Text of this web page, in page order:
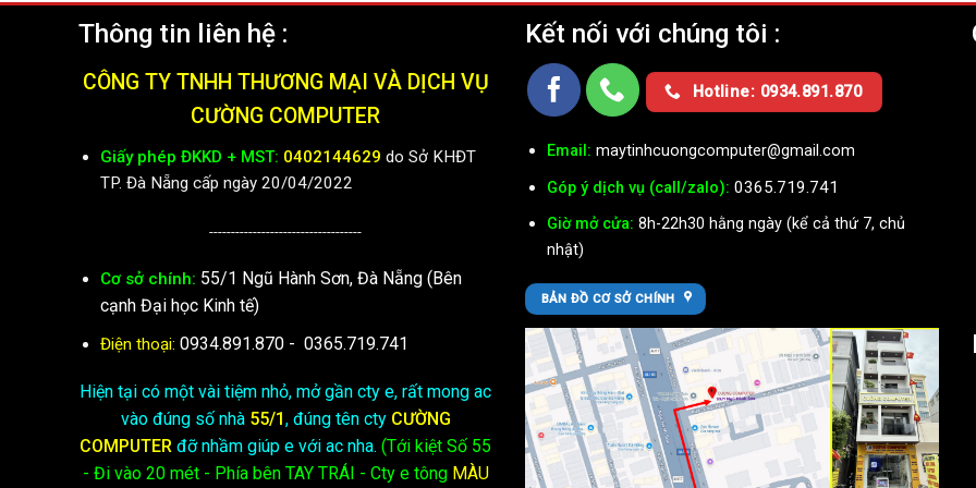
Thông tin liên hệ :
CÔNG TY TNHH THƯƠNG MẠI VÀ DỊCH VỤ
CƯỜNG COMPUTER
Giấy phép ĐKKD + MST: 0402144629 do Sở KHĐT
TP. Đà Nẵng cấp ngày 20/04/2022
-----------------------------------
Cơ sở chính: 55/1 Ngũ Hành Sơn, Đà Nẵng (Bên
cạnh Đại học Kinh tế)
Điện thoại: 0934.891.870 - 0365.719.741
Hiện tại có một vài tiệm nhỏ, mở gần cty e, rất mong ac
vào đúng số nhà 55/1 , đúng tên cty CƯỜNG
COMPUTER đỡ nhầm giúp e với ac nha. (Tới kiệt Số 55
- Đi vào 20 mét - Phía bên TAY TRÁI - Cty e tôngMÀU
Kết nối với chúng tôi :
Hotline: 0934.891.870
Email: maytinhcuongcomputer@gmail.com
Góp ý dịch vụ (call/zalo): 0365.719.741
Giờ mở cửa: 8h-22h30 hằng ngày (kể cả thứ 7, chủ
nhật)
BẢN ĐỒ CƠ SỞ CHÍNH